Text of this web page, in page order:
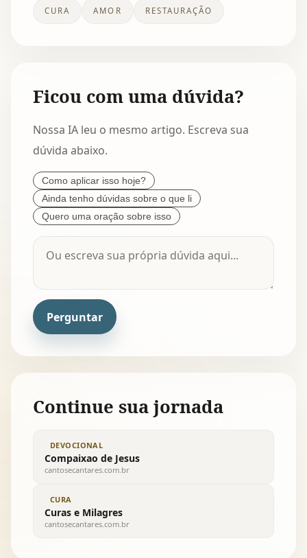
CURA AMOR RESTAURAÇÃO
Ficou com uma dúvida?
Nossa IA leu o mesmo artigo. Escreva sua
dúvida abaixo.
Como aplicar isso hoje?
Ainda tenho dúvidas sobre o que li
Quero uma oração sobre isso
Perguntar
Continue sua jornada
DEVOCIONAL
Compaixao de Jesus
cantosecantares.com.br
CURA
Curas e Milagres
cantosecantares.com.br